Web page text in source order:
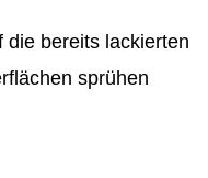
die bereits lackierten
sprühen